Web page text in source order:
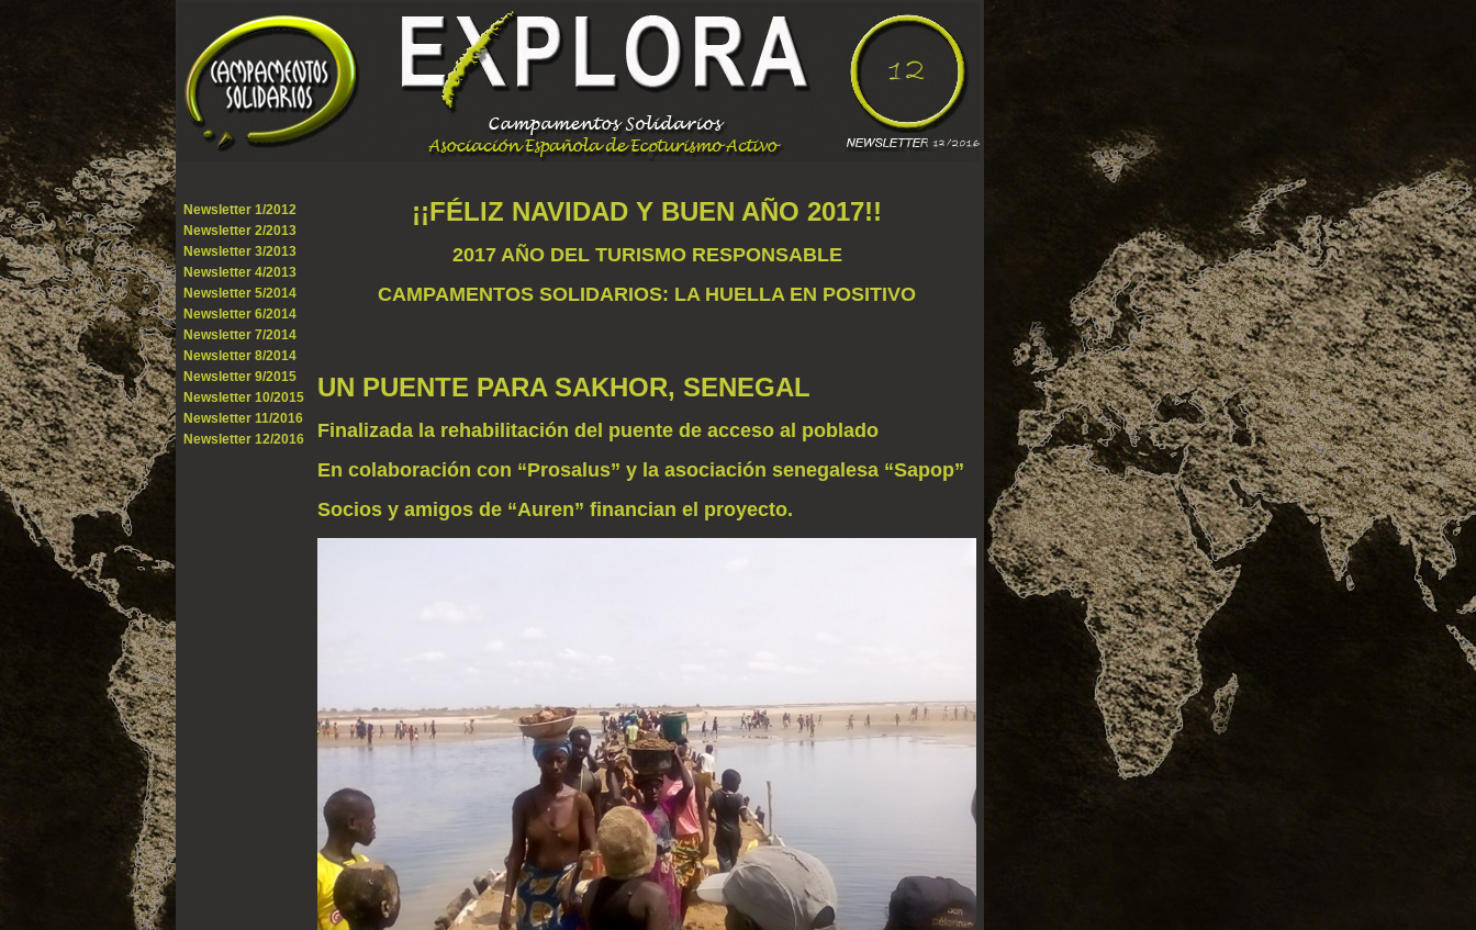
Newsletter 1/2012
Newsletter 2/2013
Newsletter 3/2013
Newsletter 4/2013
Newsletter 5/2014
Newsletter 6/2014
Newsletter 7/2014
Newsletter 8/2014
Newsletter 9/2015
Newsletter 10/2015
Newsletter 11/2016
Newsletter 12/2016
¡¡FÉLIZ NAVIDAD Y BUEN AÑO 2017!!
2017 AÑO DEL TURISMO RESPONSABLE
CAMPAMENTOS SOLIDARIOS: LA HUELLA EN POSITIVO
UN PUENTE PARA SAKHOR, SENEGAL
Finalizada la rehabilitación del puente de acceso al poblado
En colaboración con “Prosalus” y la asociación senegalesa “Sapop”
Socios y amigos de “Auren” financian el proyecto.